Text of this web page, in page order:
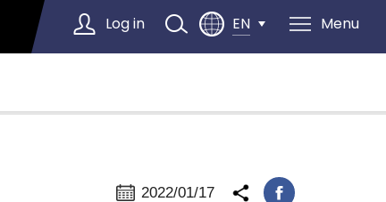
Log in EN Menu
2022/01/17